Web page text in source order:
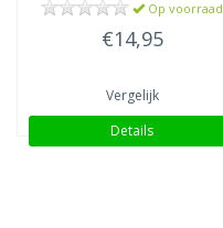
Op voorraad
€14,95
Vergelijk
Details